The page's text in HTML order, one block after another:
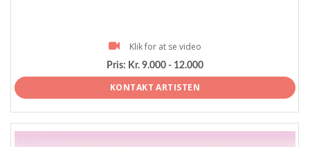
Klik for at se video
Pris: Kr. 9.000 - 12.000
KONTAKT ARTISTEN